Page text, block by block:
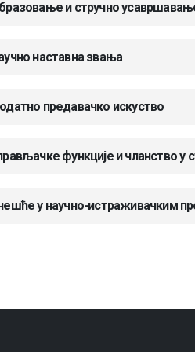
и стручно
наставна звања
предавачко искуство
функције и чланство у
у научно-истраживачким